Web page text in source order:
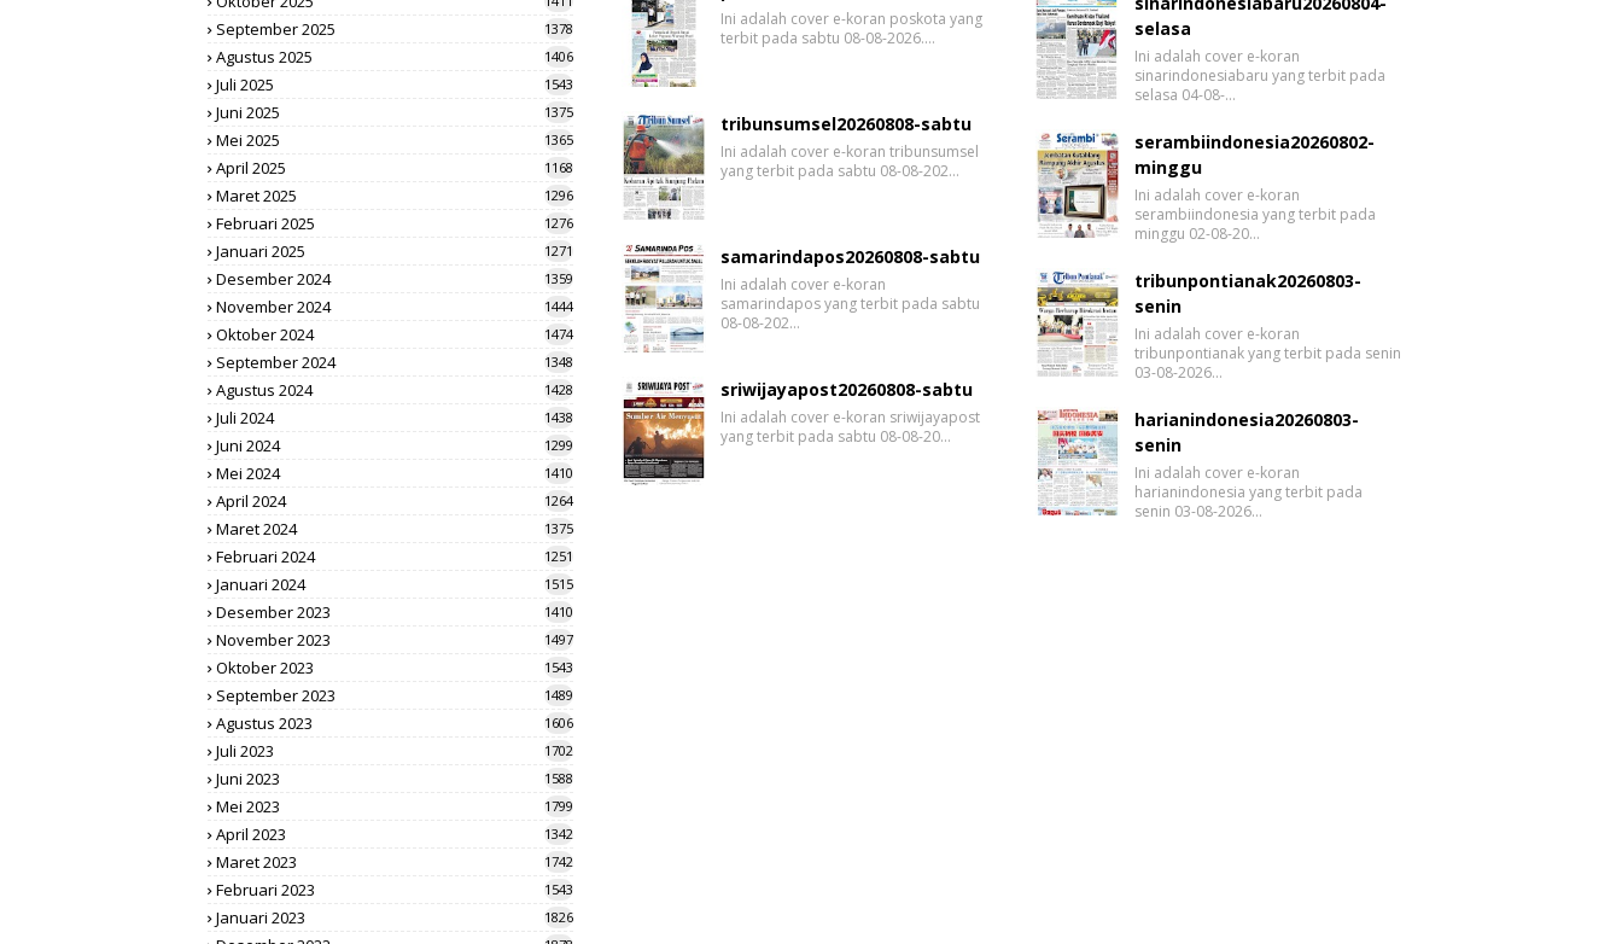
September 2025 1378
Agustus 2025 1406
Juli 2025 1543
Juni 2025 1375
Mei 2025 1365
April 2025 1168
Maret 2025 1296
Februari 2025 1276
Januari 2025 1271
Desember 2024 1359
November 2024 1444
Oktober 2024 1474
September 2024 1348
Agustus 2024 1428
Juli 2024 1438
Juni 2024 1299
Mei 2024 1410
April 2024 1264
Maret 2024 1375
Februari 2024 1251
Januari 2024 1515
Desember 2023 1410
November 2023 1497
Oktober 2023 1543
September 2023 1489
Agustus 2023 1606
Juli 2023 1702
Juni 2023 1588
Mei 2023 1799
April 2023 1342
Maret 2023 1742
Februari 2023 1543
Januari 2023 1826
Ini adalah cover e-koran poskota yang
terbit pada sabtu 08-08-2026.…
tribunsumsel20260808-sabtu
Ini adalah cover e-koran tribunsumsel
yang terbit pada sabtu 08-08-202…
samarindapos20260808-sabtu
Ini adalah cover e-koran
samarindapos yang terbit pada sabtu
08-08-202…
sriwijayapost20260808-sabtu
Ini adalah cover e-koran sriwijayapost
yang terbit pada sabtu 08-08-20…
selasa
Ini adalah cover e-koran
sinarindonesiabaru yang terbit pada
selasa 04-08-…
serambiindonesia20260802-
minggu
Ini adalah cover e-koran
serambiindonesia yang terbit pada
minggu 02-08-20…
tribunpontianak20260803-
senin
Ini adalah cover e-koran
tribunpontianak yang terbit pada senin
03-08-2026…
harianindonesia20260803-
senin
Ini adalah cover e-koran
harianindonesia yang terbit pada
senin 03-08-2026…